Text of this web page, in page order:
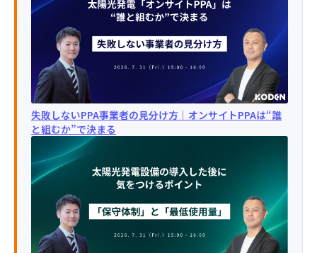
失敗しないPPA事業者の見分け方｜オンサイトPPAは“誰
と組むか”で決まる